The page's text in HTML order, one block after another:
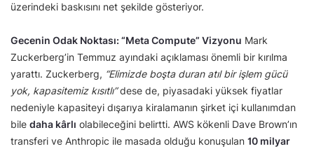
üzerindeki baskısını net şekilde gösteriyor.
Gecenin Odak Noktası: “Meta Compute” Vizyonu Mark
Zuckerberg’in Temmuz ayındaki açıklaması önemli bir kırılma
yarattı. Zuckerberg, “Elimizde boşta duran atıl bir işlem gücü
yok, kapasitemiz kısıtlı”dese de, piyasadaki yüksek fiyatlar
nedeniyle kapasiteyi dışarıya kiralamanın şirket içi kullanımdan
bile daha kârlı olabileceğini belirtti. AWS kökenli Dave Brown’ın
transferi ve Anthropic ile masada olduğu konuşulan 10 milyar